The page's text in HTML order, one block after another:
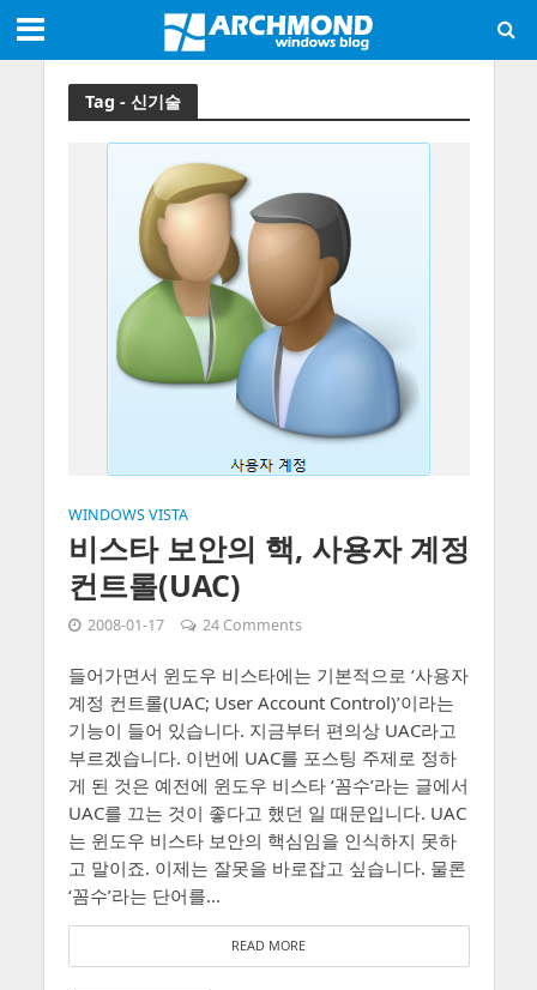
Tag - 신기술
WINDOWS VISTA
비스타 보안의 핵, 사용자 계정
컨트롤(UAC)
2008-01-17 24 Comments
들어가면서 윈도우 비스타에는 기본적으로 ‘사용자
계정 컨트롤(UAC; User Account Control)’이라는
기능이 들어 있습니다. 지금부터 편의상 UAC라고
부르겠습니다. 이번에 UAC를 포스팅 주제로 정하
게 된 것은 예전에 윈도우 비스타 ‘꼼수’라는 글에서
UAC를 끄는 것이 좋다고 했던 일 때문입니다. UAC
는 윈도우 비스타 보안의 핵심임을 인식하지 못하
고 말이죠. 이제는 잘못을 바로잡고 싶습니다. 물론
‘꼼수’라는 단어를...
READ MORE